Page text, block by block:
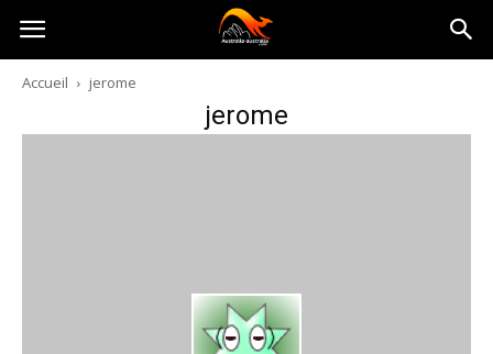
Australia-
australie.com
Accueil jerome
jerome